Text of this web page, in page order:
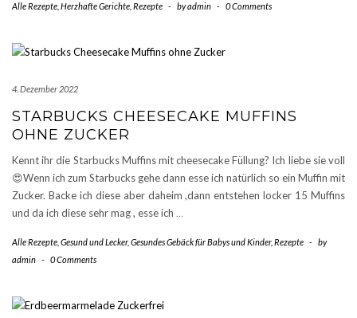
Alle Rezepte Herzhafte Gerichte Rezepte - byadmin - 0 Comments
4. Dezember 2022
STARBUCKS CHEESECAKE MUFFINS
OHNE ZUCKER
Kennt ihr die Starbucks Muffins mit cheesecake Füllung? Ich liebe sie voll
😍Wenn ich zum Starbucks gehe dann esse ich natürlich so ein Muffin mit
Zucker. Backe ich diese aber daheim ,dann entstehen locker 15 Muffins
und da ich diese sehr mag , esse ich …
Alle Rezepte Gesund und Lecker, Gesundes Gebäck für Babys und Kinder, Rezepte -
by
admin - 0 Comments